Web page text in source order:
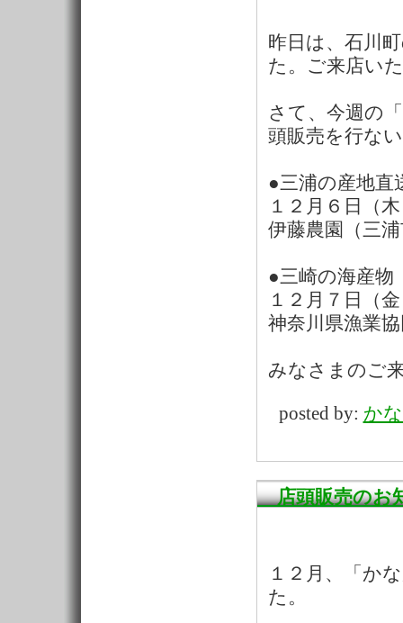
昨日は、石川
た。ご来店い
さて、今週の
頭販売を行な
●三浦の産地直
１２月６日（
伊藤農園（三
●三崎の海産物
１２月７日（
神奈川県漁業
みなさまのご
posted by: か
店頭販売のお
１２月、「か
た。